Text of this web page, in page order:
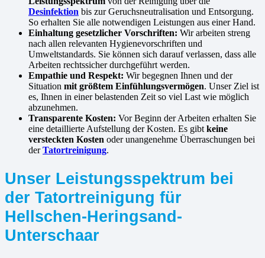
Desinfektion bis zur Geruchsneutralisation und Entsorgung.
So erhalten Sie alle notwendigen Leistungen aus einer Hand.
Einhaltung gesetzlicher Vorschriften: Wir arbeiten streng
nach allen relevanten Hygienevorschriften und
Umweltstandards. Sie können sich darauf verlassen, dass alle
Arbeiten rechtssicher durchgeführt werden.
Empathie und Respekt: Wir begegnen Ihnen und der
Situation mit größtem Einfühlungsvermögen. Unser Ziel ist
es, Ihnen in einer belastenden Zeit so viel Last wie möglich
abzunehmen.
Transparente Kosten: Vor Beginn der Arbeiten erhalten Sie
eine detaillierte Aufstellung der Kosten. Es gibt keine
versteckten Kosten oder unangenehme Überraschungen bei
derTatortreinigung.
Unser Leistungsspektrum bei
der Tatortreinigung für
Hellschen-Heringsand-
Unterschaar